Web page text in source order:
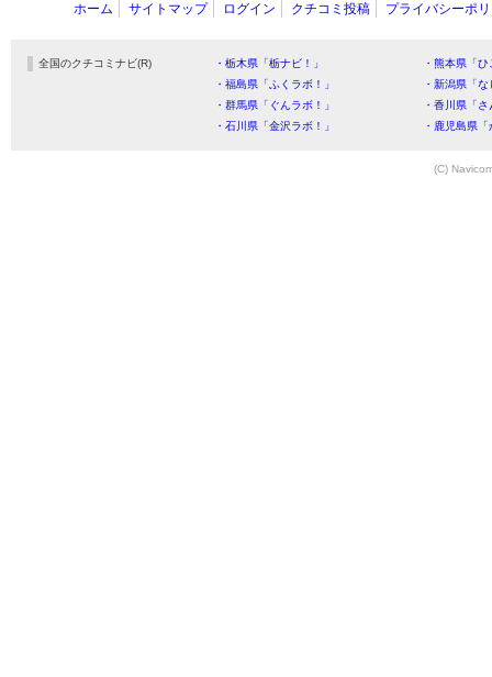
ホーム サイトマップ ログイン クチコミ投稿 プライバシーポ
全国のクチコミナビ(R) ・栃木県「栃ナビ！」
・熊本県「
・福島県「ふくラボ！」
・新潟県「
・群馬県「ぐんラボ！」
・香川県「
・石川県「金沢ラボ！」
・鹿児島県
(C)